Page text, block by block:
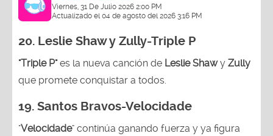
Viernes, 31 De Julio 2026 2:00 PM
Actualizado el 04 de agosto del 2026 3:16 PM
20. Leslie Shaw y Zully-Triple P
"Triple P"es la nueva canción de Leslie Shawy Zully
que promete conquistar a todos.
19. Santos Bravos-Velocidade
"Velocidade" continúa ganando fuerza y ya figura